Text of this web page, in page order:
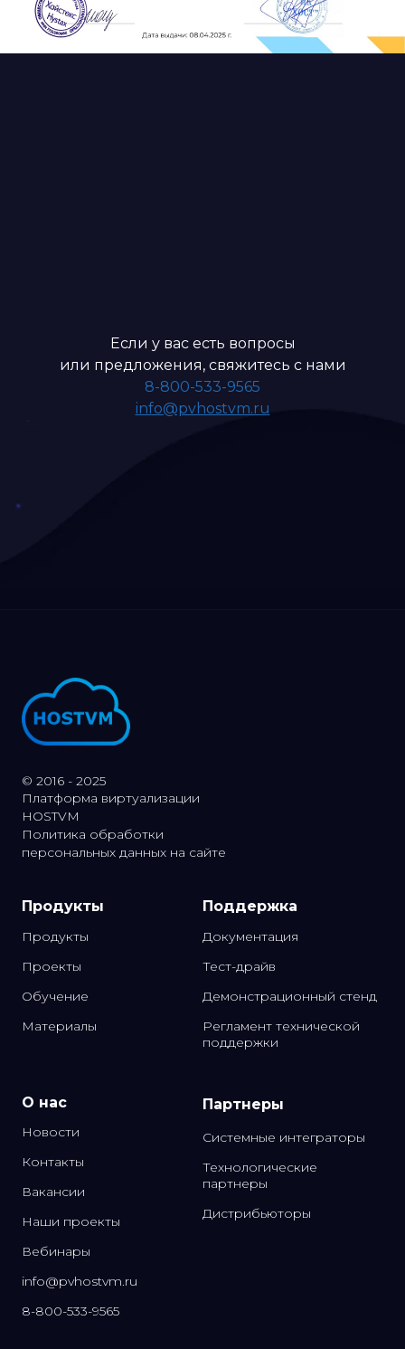
Если у вас есть вопросы
или предложения, свяжитесь с нами
8-800-533-9565
info@pvhostvm.ru
© 2016 - 2025
Платформа виртуализации
HOSTVM
Политика обработки
персональных данных на сайте
Продукты
Продукты
Проекты
Обучение
Материалы
Поддержка
Документация
Тест-драйв
Демонстрационный стенд
Регламент технической
поддержки
О нас
Новости
Контакты
Вакансии
Наши проекты
Вебинары
info@pvhostvm.ru
8-800-533-9565
Партнеры
Системные интеграторы
Технологические
партнеры
Дистрибьюторы